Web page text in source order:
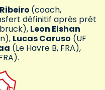
(coach,
définitif après prêt
Leon Elshan
Lucas Caruso (UF
(Le Havre B, FRA),